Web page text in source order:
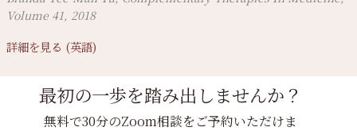
Volume 41, 2018
詳細を見る (英語)
最初の一歩を踏み出しませんか？
無料で30分のZoom相談をご予約いただけま